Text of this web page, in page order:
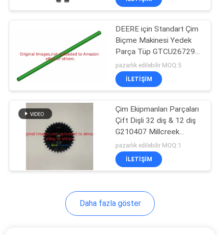
Çim Biçme Makinesi
Contaları
83
Çim Biçme Makinesi
DEERE için Standart Çim
Biçme Makinesi Yedek
Parça Tüp GTCU26729
Fit
pazarlık edilebilir MOQ:5
İLETIŞIM
Çim Ekipmanları Parçaları
Çift Dişli 32 diş & 12 diş
G210407 Millcreek
3100/3200 Çim Kaplanı
Yayıcılarına Uyar
pazarlık edilebilir MOQ:1
İLETIŞIM
Daha fazla göster